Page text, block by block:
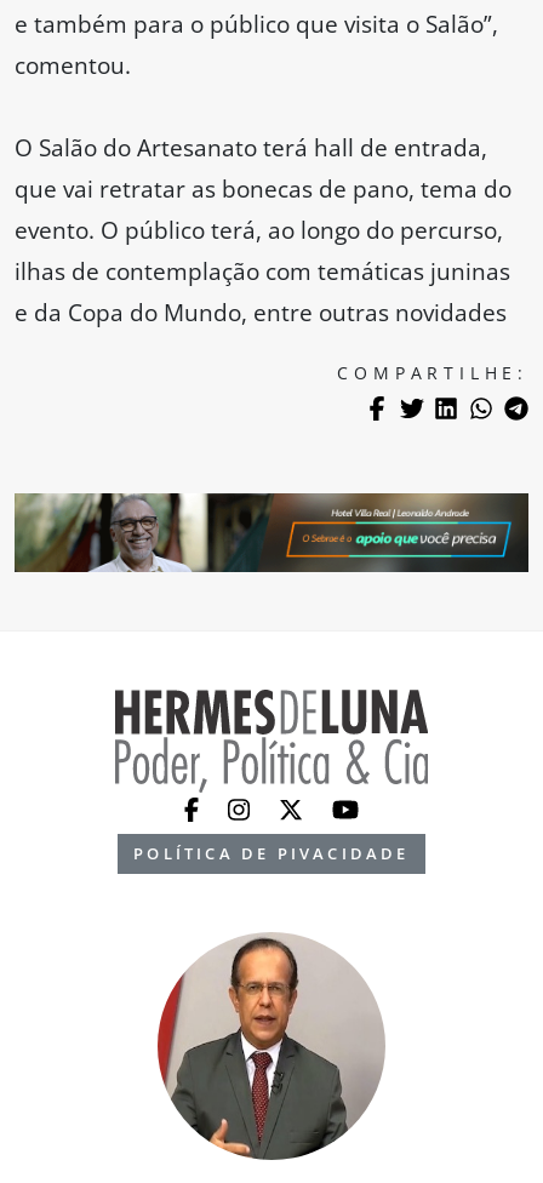
e também para o público que visita o Salão”,
comentou.
O Salão do Artesanato terá hall de entrada,
que vai retratar as bonecas de pano, tema do
evento. O público terá, ao longo do percurso,
ilhas de contemplação com temáticas juninas
e da Copa do Mundo, entre outras novidades
COMPARTILHE:
POLÍTICA DE PIVACIDADE